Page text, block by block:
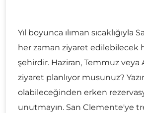
Yıl boyunca ılıman sıcaklığıyla
her zaman ziyaret edilebilecek
şehirdir. Haziran, Temmuz veya
ziyaret planlıyor musunuz?
olabileceğinden erken
unutmayın. San Clemente'ye